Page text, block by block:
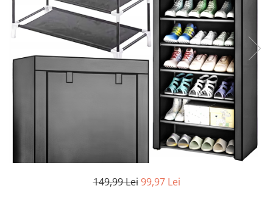
Pistoale de lipit
Termometre bucatarie
Unelte si aparate de masura
Perii de par electrice
Uscatoare de par
149,99 Lei 99,97 Lei